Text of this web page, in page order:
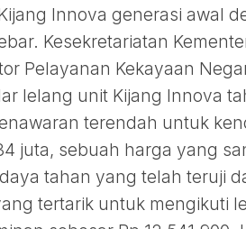
Innova generasi awal
Kesekretariatan
Pelayanan Kekayaan
lelang unit Kijang Innova
terendah untuk
juta, sebuah harga yang
tahan yang telah teruji
tertarik untuk mengikuti